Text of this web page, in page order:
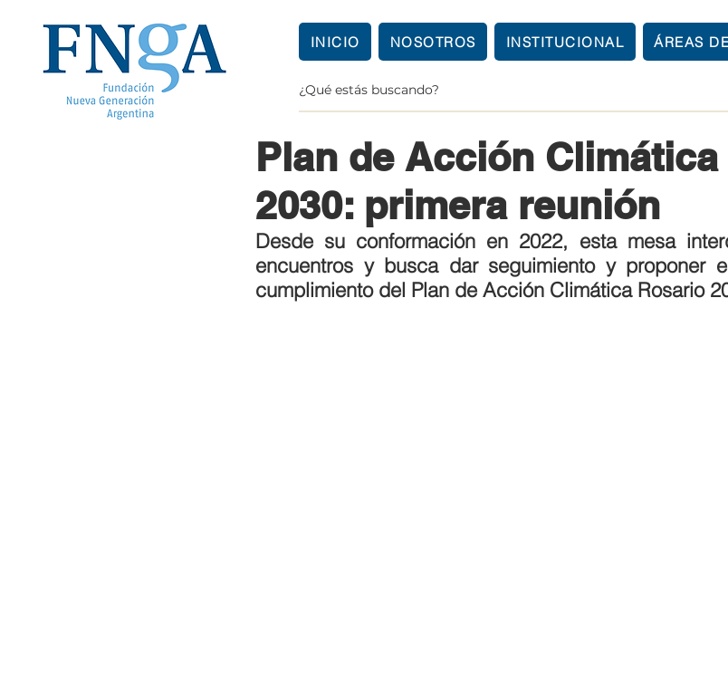
INICIO NOSOTROS INSTITUCIONAL ÁREAS
Plan de Acción
2030: primera reunión
Desde su conformación en 2022, esta mesa
encuentros y busca dar seguimiento y proponer
cumplimiento del Plan de Acción Climática Rosario